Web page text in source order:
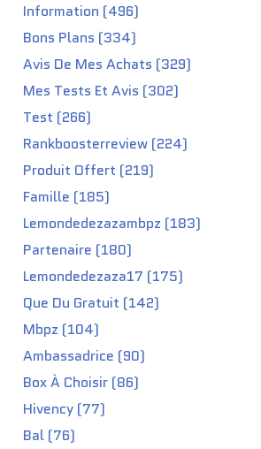
Information (496)
Bons Plans (334)
Avis De Mes Achats (329)
Mes Tests Et Avis (302)
Test (266)
Rankboosterreview (224)
Produit Offert (219)
Famille (185)
Lemondedezazambpz (183)
Partenaire (180)
Lemondedezaza17 (175)
Que Du Gratuit (142)
Mbpz (104)
Ambassadrice (90)
Box À Choisir (86)
Hivency (77)
Bal (76)